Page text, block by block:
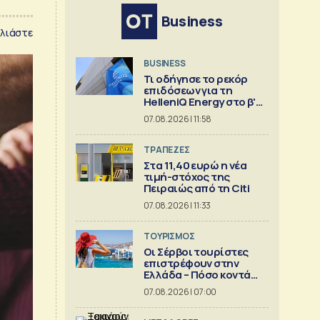
Business
BUSINESS
Τι οδήγησε το ρεκόρ
επιδόσεων για τη
HelleniQ Energy στο β'
τρίμηνο
07.08.2026 | 11:58
ΤΡΑΠΕΖΕΣ
Στα 11,40 ευρώ η νέα
τιμή-στόχος της
Πειραιώς από τη Citi
07.08.2026 | 11:33
ΤΟΥΡΙΣΜΟΣ
Οι Σέρβοι τουρίστες
επιστρέφουν στην
Ελλάδα – Πόσο κοντά
είναι στο 1 εκατ.
07.08.2026 | 07:00